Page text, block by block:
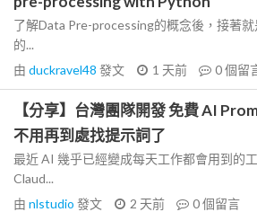
了解Data Pre-processing的概念後，接著
的...
由 duckravel48 發文 1 天前 0個留
【分享】台灣團隊開發 免費 AI
不用再到處找提示詞了
最近 AI 幾乎已經變成每天工作都會用到的
Claud...
由 nlstudio 發文 2 天前 0個留言